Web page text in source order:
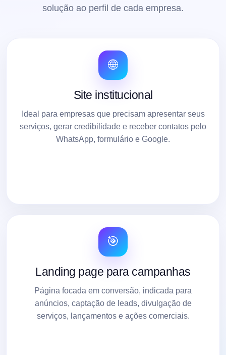
solução ao perfil de cada empresa.
🌐
Site institucional
Ideal para empresas que precisam apresentar seus
serviços, gerar credibilidade e receber contatos pelo
WhatsApp, formulário e Google.
🎯
Landing page para campanhas
Página focada em conversão, indicada para
anúncios, captação de leads, divulgação de
serviços, lançamentos e ações comerciais.